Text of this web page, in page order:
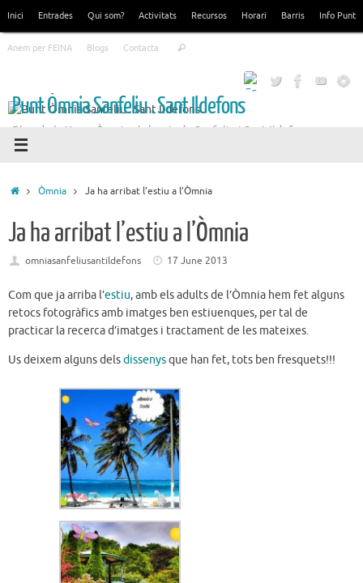
content
Inici Entrades Qui som? Activitats Recursos Horari Barris Info Punt
Anem per FEINA Blogs Contacta Search
Punt Òmnia Sanfeliu . Sant Ildefons
Blog de la Xarxa Òmnia als barris de Sanfeliu i Sant Ildefons
HomeÒmnia Ja ha arribat l’estiu a l’Òmnia
Ja ha arribat l’estiu a l’Òmnia
omniasanfeliusantildefons 17 June 2013
Com que ja arriba l’estiu, amb els adults de l’Òmnia hem fet alguns
retocs fotogràfics amb imatges ben estiuenques, per tal de
practicar la recerca d’imatges i tractament de les mateixes.
Us deixem alguns delsdissenysque han fet, tots ben fresquets!!!